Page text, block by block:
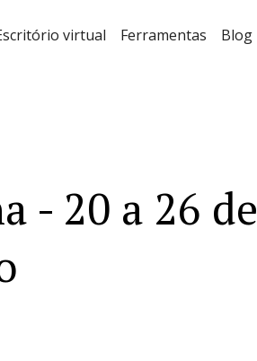
virtual Ferramentas Blog
- 20 a 26 de